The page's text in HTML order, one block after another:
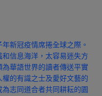
新冠疫情席捲全球之際。
信息海洋，太容易迷失方
華語世界的讀者傳送平實
的有識之士及愛好文藝的
志同道合者共同耕耘的園